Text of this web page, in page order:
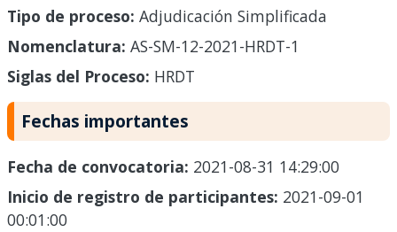
Tipo de proceso: Adjudicación Simplificada
Nomenclatura: AS-SM-12-2021-HRDT-1
Siglas del Proceso: HRDT
Fechas importantes
Fecha de convocatoria: 2021-08-31 14:29:00
Inicio de registro de participantes: 2021-09-01
00:01:00